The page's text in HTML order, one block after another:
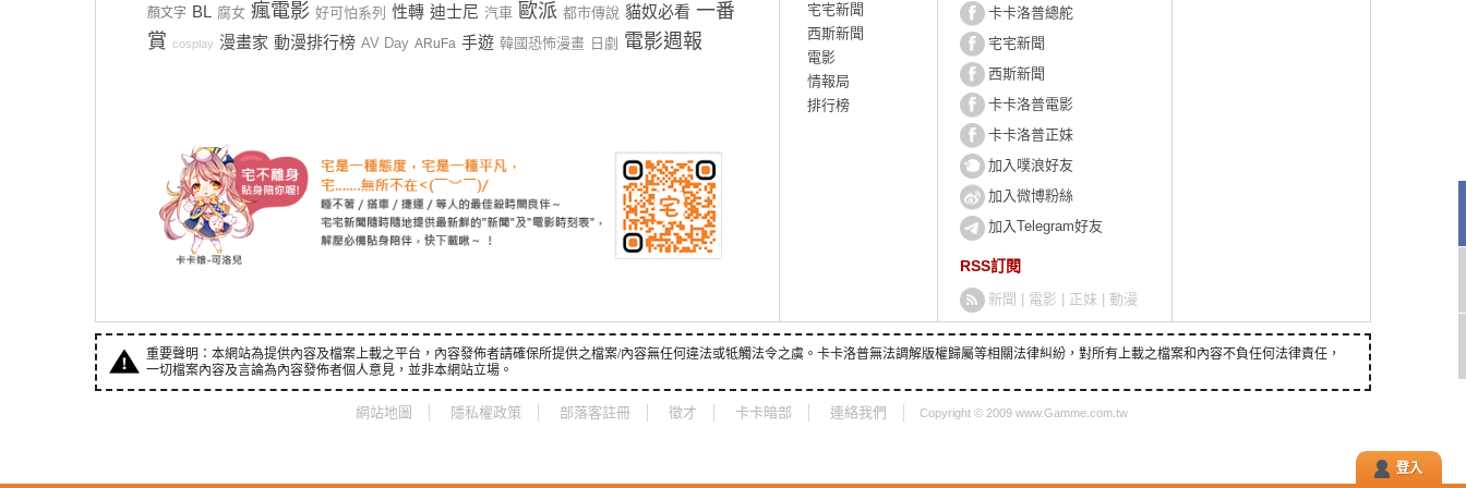
顏文字 BL 腐女 瘋電影 好可怕系列 性轉 迪士尼 汽車 歐派 都市傳說 貓奴必看 一番
賞 cosplay 漫畫家 動漫排行榜 AV Day ARuFa 手遊 韓國恐怖漫畫 日劇 電影週報
宅宅新聞
西斯新聞
電影
情報局
排行榜
卡卡洛普總舵
宅宅新聞
西斯新聞
卡卡洛普電影
卡卡洛普正妹
加入噗浪好友
加入微博粉絲
加入Telegram好友
RSS訂閱
新聞 電影 正妹 動漫
重要聲明：本網站為提供內容及檔案上載之平台，內容發佈者請確保所提供之檔案/內容無任何違法或牴觸法令之虞。卡卡洛普無法調解版權歸屬等相關法律糾紛，對所有上載之檔案和內容不負任何法律責任，
一切檔案內容及言論為內容發佈者個人意見，並非本網站立場。
網站地圖 隱私權政策 部落客註冊 徵才 卡卡暗部 連絡我們 Copyright © 2009 www.Gamme.com.tw
登入